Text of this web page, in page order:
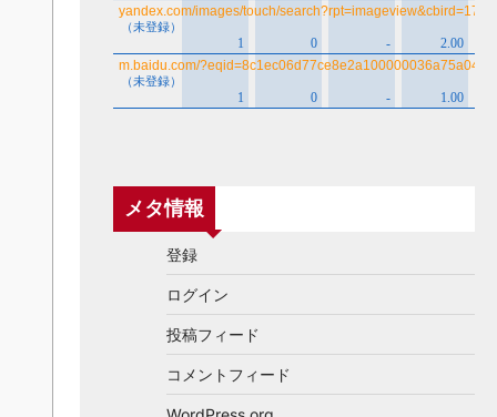
メタ情報
登録
ログイン
投稿フィード
コメントフィード